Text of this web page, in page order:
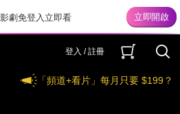
劇免登入立即看
登入 / 註冊
「頻道+看片」每月只要 $199？